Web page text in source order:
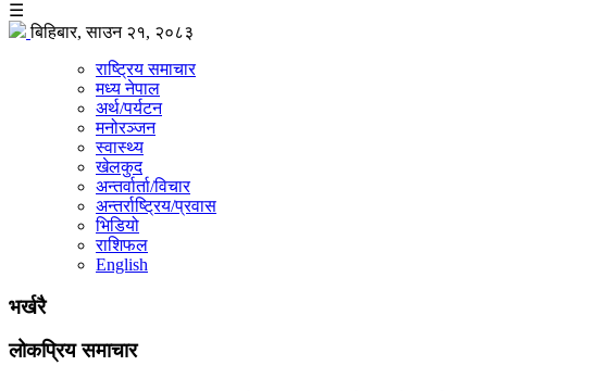
☰
बिहिबार, साउन २१, २०८३
राष्ट्रिय समाचार
मध्य नेपाल
अर्थ/पर्यटन
मनोरञ्जन
स्वास्थ्य
खेलकुद
अन्तर्वार्ता/विचार
अन्तर्राष्ट्रिय/प्रवास
भिडियो
राशिफल
English
भर्खरै
लोकप्रिय समाचार